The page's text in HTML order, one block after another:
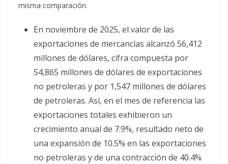
misma comparación.
En noviembre de 2025, el valor de las
exportaciones de mercancías alcanzó 56,412
millones de dólares, cifra compuesta por
54,865 millones de dólares de exportaciones
no petroleras y por 1,547 millones de dólares
de petroleras. Así, en el mes de referencia las
exportaciones totales exhibieron un
crecimiento anual de 7.9%, resultado neto de
una expansión de 10.5% en las exportaciones
no petroleras y de una contracción de 40.4%